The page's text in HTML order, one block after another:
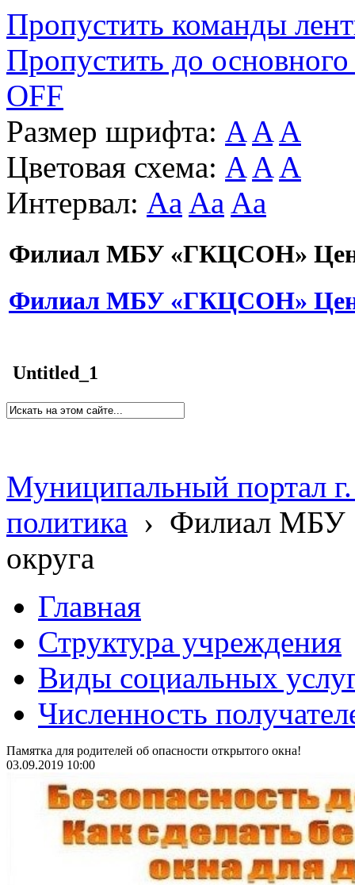
Пропустить команды
Пропустить до основного
OFF
Размер шрифта: A A A
Цветовая схема: A A A
Интервал: Aa Aa Aa
Филиал МБУ «ГКЦСОН»
Филиал МБУ «ГКЦСОН»
Untitled_1
Муниципальный портал
политика › Филиал МБУ
округа
Главная
Структура учреждения
Виды социальных
Численность
Памятка для родителей об опасности открытого окна!
03.09.2019 10:00